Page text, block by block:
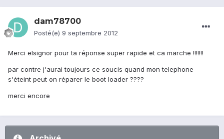
dam78700
Posté(e) 9 septembre 2012
Merci elsignor pour ta réponse super rapide et ca marche !!!!!!!
par contre j'aurai toujours ce soucis quand mon telephone
s'éteint peut on réparer le boot loader ????
merci encore